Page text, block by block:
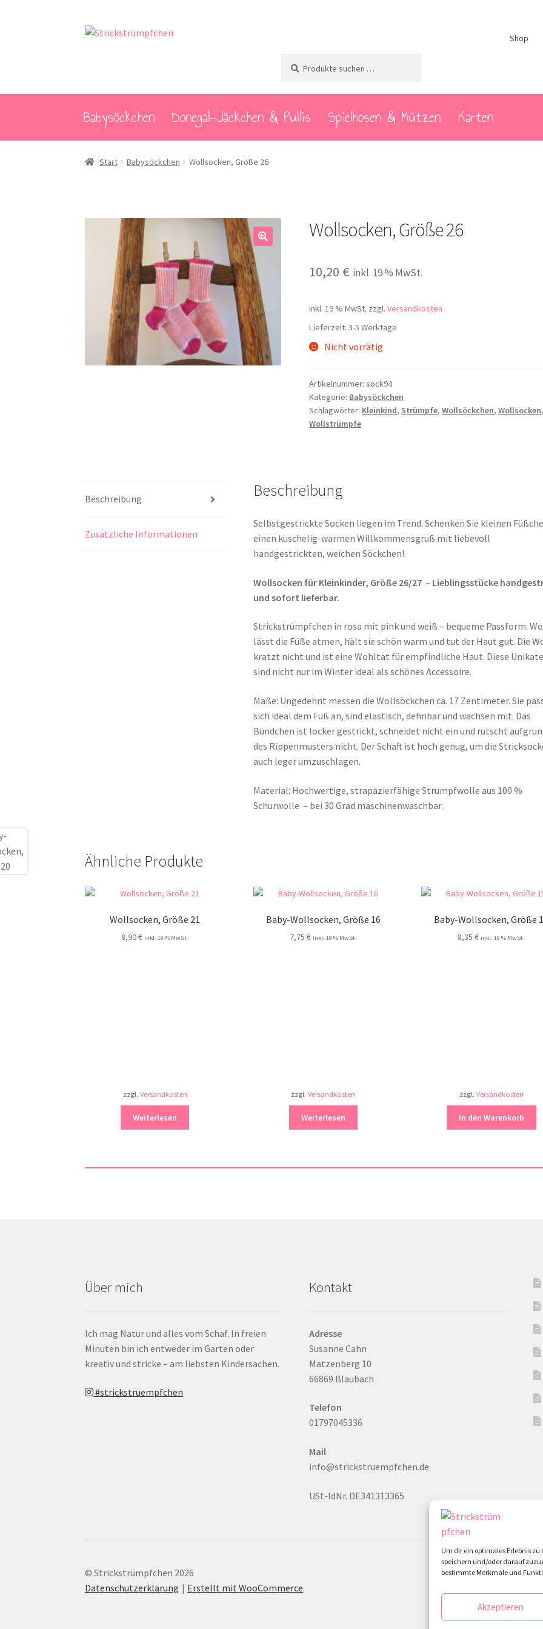
Um dir ein optimales Erlebnis
speichern und/oder darauf
bestimmte Merkmale und
Akzeptieren
Zur
Zum
Shop
nach:
Babysöckchen Donegal-Jäckchen & Pullis Spielhosen & Mützen Karten
Start Babysöckchen Wollsocken, Größe 26
Wollsocken, Größe 26
10,20 € inkl. 19 % MwSt.
inkl. 19 % MwSt. zzgl.Versandkosten
Lieferzeit:3-5 Werktage
Nicht vorrätig
Artikelnummer:sock94
Kategorie: Babysöckchen
Schlagwörter: Kleinkind, Strümpfe,Wollsöckchen,Wollsocken
Wollstrümpfe
Beschreibung
Zusätzliche Informationen
Beschreibung
Selbstgestrickte Socken liegen im Trend. Schenken Sie kleinen
einen kuschelig-warmen Willkommensgruß mit liebevoll
handgestrickten, weichen Söckchen!
Wollsocken für Kleinkinder, Größe 26/27 – Lieblingsstücke
und sofort lieferbar.
Strickstrümpfchen in rosa mit pink und weiß – bequeme Passform.
lässt die Füße atmen, hält sie schön warm und tut der Haut gut. Die
kratzt nicht und ist eine Wohltat für empfindliche Haut. Diese Unikate
sind nicht nur im Winter ideal als schönes Accessoire.
Maße: Ungedehnt messen die Wollsöckchen ca. 17 Zentimeter. Sie
sich ideal dem Fuß an, sind elastisch, dehnbar und wachsen mit. Das
Bündchen ist locker gestrickt, schneidet nicht ein und rutscht
des Rippenmusters nicht. Der Schaft ist hoch genug, um die
auch leger umzuschlagen.
Material: Hochwertige, strapazierfähige Strumpfwolle aus 100 %
Schurwolle – bei 30 Grad maschinenwaschbar.
Ähnliche Produkte
Wollsocken, Größe 21
8,90€ inkl. 19 % MwSt.
zzgl. Versandkosten
Weiterlesen
Baby-Wollsocken, Größe 16
7,75 € inkl. 19 % MwSt.
zzgl.Versandkosten
Weiterlesen
Baby-Wollsocken, Größe
8,35€ inkl. 19 % MwSt.
zzgl. Versandkosten
In den Warenkorb
Über mich
Ich mag Natur und alles vom Schaf. In freien
Minuten bin ich entweder im Garten oder
kreativ und stricke – am liebsten Kindersachen.
#strickstruempfchen
Kontakt
Adresse
Susanne Cahn
Matzenberg 10
66869 Blaubach
Telefon
01797045336
Mail
info@strickstruempfchen.de
USt-IdNr. DE341313365
© Strickstrümpfchen 2026
Datenschutzerklärung
Erstellt mit WooCommerce.